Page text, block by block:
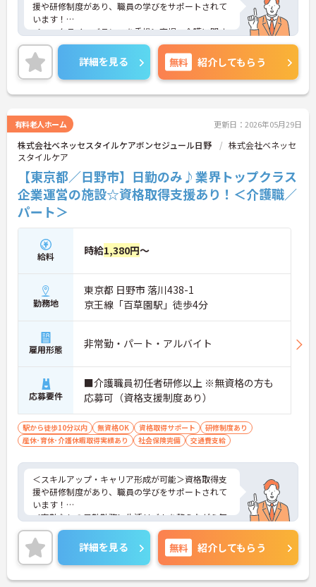
援や研修制度があり、職員の学びをサポートされて
います！
＜ワークライフバランスを重視＞育児・介護に関す
る制度や社宅制度、各種手当など、長く安心して働
きやすい環境が整っています。
＜寄り添ったケアの実施＞利用者さまに深く寄り添
ったサービスの提供を目指し、職員の専門性を高め
るような人材育成にも注力されています。
詳細をお話ししますのでお気軽にご相談ください！
詳細を見る 無料 紹介してもらう
有料老人ホーム 更新日：2026年05月29日
株式会社ベネッセスタイルケアボンセジュール日野
株式会社ベネッセ
スタイルケア
【東京都／日野市】日勤のみ♪業界トップクラス
企業運営の施設☆資格取得支援あり！＜介護職／
パート＞
給料 時給1,380円～
勤務地
東京都 日野市 落川438-1
京王線「百草園駅」徒歩4分
雇用形態 非常勤・パート・アルバイト
応募要件
■介護職員初任者研修以上 ※無資格の方も
応募可（資格支援制度あり）
駅から徒歩10分以内 無資格OK 資格取得サポート
研修制度あり
産休･育休･介護休暇取得実績あり
社会保険完備 交通費支給
＜スキルアップ・キャリア形成が可能＞資格取得支
援や研修制度があり、職員の学びをサポートされて
います！
＜夜勤なしの日勤勤務＞生活リズムを整えながら無
理なく働けます。
＜寄り添ったケアの実施＞利用者さまに深く寄り添
ったサービスの提供を目指し、職員の専門性を高め
るような人材育成にも注力されています。
ご興味のある方には、面接対策ポイント等、さらに
詳細を見る 無料 紹介してもらう